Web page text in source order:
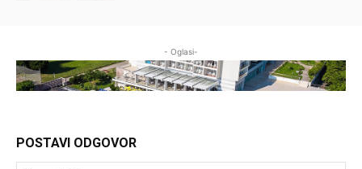
- Oglasi-
POSTAVI ODGOVOR